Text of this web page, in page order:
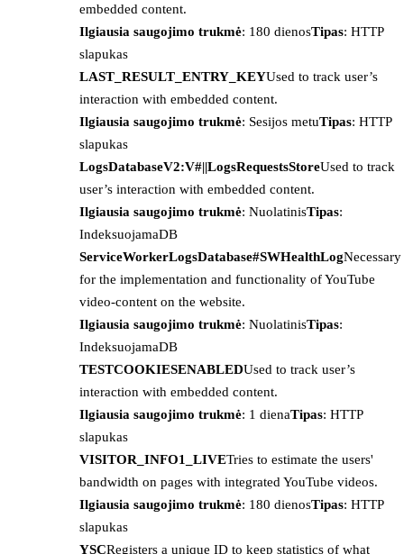
embedded content.
Ilgiausia saugojimo trukmė: 180 dienosTipas: HTTP
slapukas
LAST_RESULT_ENTRY_KEYUsed to track user’s
interaction with embedded content.
Ilgiausia saugojimo trukmė: Sesijos metuTipas: HTTP
slapukas
LogsDatabaseV2:V#||LogsRequestsStoreUsed to track
user’s interaction with embedded content.
Ilgiausia saugojimo trukmė: NuolatinisTipas:
IndeksuojamaDB
ServiceWorkerLogsDatabase#SWHealthLogNecessary
for the implementation and functionality of YouTube
video-content on the website.
Ilgiausia saugojimo trukmė: NuolatinisTipas:
IndeksuojamaDB
TESTCOOKIESENABLEDUsed to track user’s
interaction with embedded content.
Ilgiausia saugojimo trukmė: 1 dienaTipas: HTTP
slapukas
VISITOR_INFO1_LIVETries to estimate the users'
bandwidth on pages with integrated YouTube videos.
Ilgiausia saugojimo trukmė: 180 dienosTipas: HTTP
slapukas
YSCRegisters a unique ID to keep statistics of what